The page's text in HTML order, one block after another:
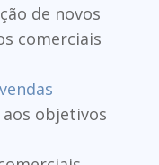
de novos
comerciais
objetivos